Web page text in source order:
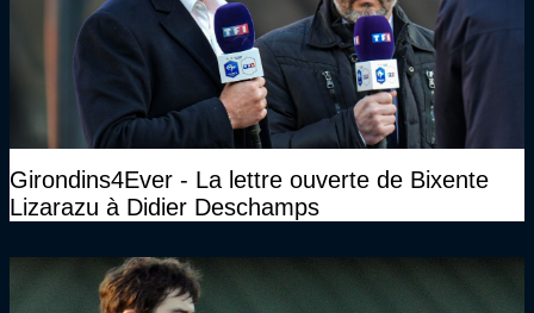
Girondins4Ever - La lettre ouverte de Bixente
Lizarazu à Didier Deschamps